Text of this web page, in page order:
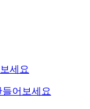
세요
어보세요